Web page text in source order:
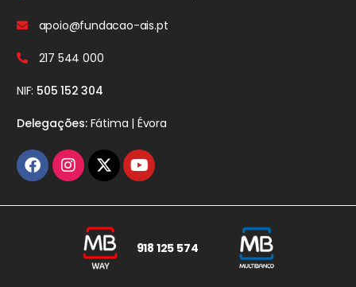
apoio@fundacao-ais.pt
217 544 000
NIF: 505 152 304
Delegações:Fátima | Évora
918 125 574